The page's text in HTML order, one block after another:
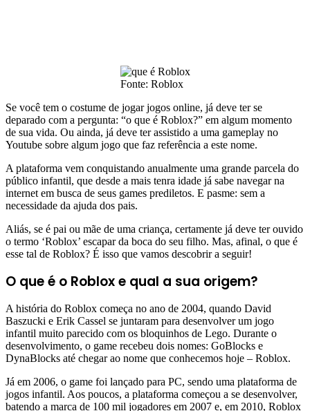
Fonte: Roblox
Se você tem o costume de jogar jogos online, já deve ter se
deparado com a pergunta: “o que é Roblox?” em algum momento
de sua vida. Ou ainda, já deve ter assistido a uma gameplay no
Youtube sobre algum jogo que faz referência a este nome.
A plataforma vem conquistando anualmente uma grande parcela do
público infantil, que desde a mais tenra idade já sabe navegar na
internet em busca de seus games prediletos. E pasme: sem a
necessidade da ajuda dos pais.
Aliás, se é pai ou mãe de uma criança, certamente já deve ter ouvido
o termo ‘Roblox’ escapar da boca do seu filho. Mas, afinal, o que é
esse tal de Roblox? É isso que vamos descobrir a seguir!
O que é o Roblox e qual a sua origem?
A história do Roblox começa no ano de 2004, quando David
Baszucki e Erik Cassel se juntaram para desenvolver um jogo
infantil muito parecido com os bloquinhos de Lego. Durante o
desenvolvimento, o game recebeu dois nomes: GoBlocks e
DynaBlocks até chegar ao nome que conhecemos hoje – Roblox.
Já em 2006, o game foi lançado para PC, sendo uma plataforma de
jogos infantil. Aos poucos, a plataforma começou a se desenvolver,
batendo a marca de 100 mil jogadores em 2007 e, em 2010, Roblox